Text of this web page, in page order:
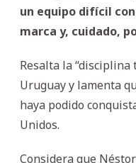
un equipo difícil
marca y, cuidado,
Resalta la “disciplina
Uruguay y lamenta
haya podido
Unidos.
Considera que